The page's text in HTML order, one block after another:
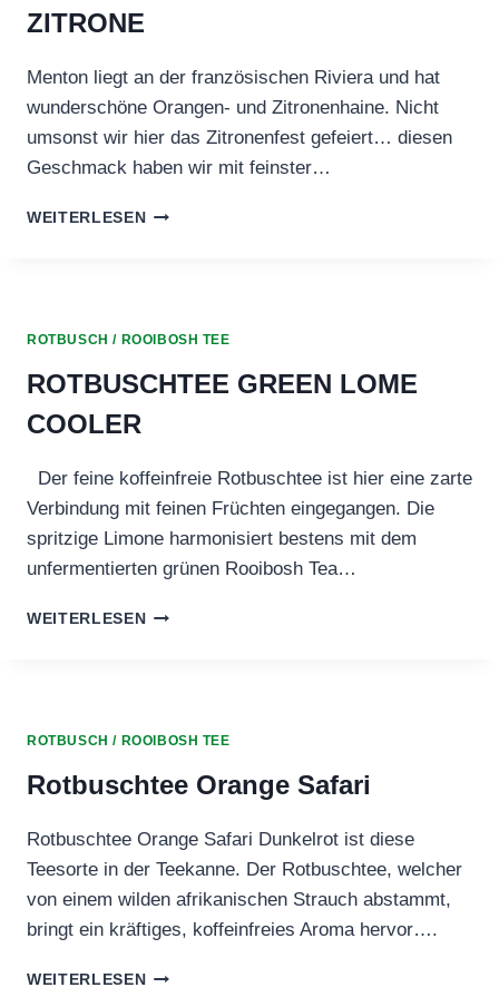
ZITRONE
Menton liegt an der französischen Riviera und hat
wunderschöne Orangen- und Zitronenhaine. Nicht
umsonst wir hier das Zitronenfest gefeiert… diesen
Geschmack haben wir mit feinster…
WEITERLESENROTBUSCHTEE
ROTBUSCH / ROOIBOSH TEE
ROTBUSCHTEE GREEN LOME
COOLER
Der feine koffeinfreie Rotbuschtee ist hier eine zarte
Verbindung mit feinen Früchten eingegangen. Die
spritzige Limone harmonisiert bestens mit dem
unfermentierten grünen Rooibosh Tea…
WEITERLESENROTBUSCHTEE
ROTBUSCH / ROOIBOSH TEE
Rotbuschtee Orange Safari
Rotbuschtee Orange Safari Dunkelrot ist diese
Teesorte in der Teekanne. Der Rotbuschtee, welcher
von einem wilden afrikanischen Strauch abstammt,
bringt ein kräftiges, koffeinfreies Aroma hervor….
WEITERLESENROTBUSCHTEE